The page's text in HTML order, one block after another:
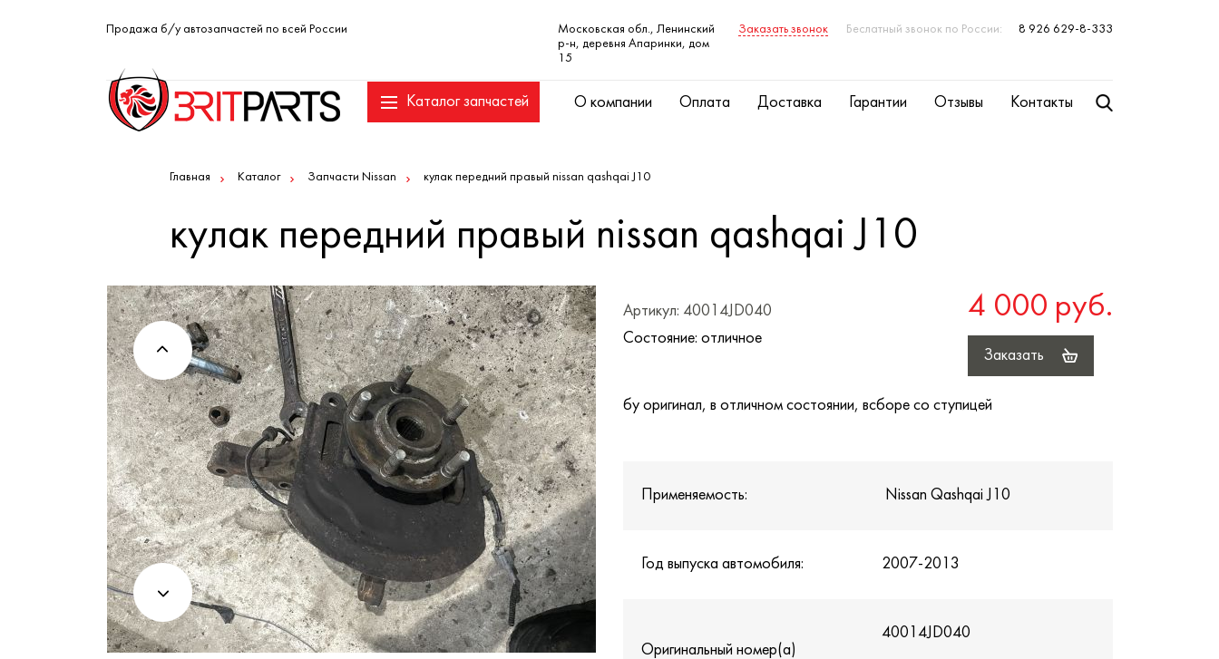
Каталог запчастей О компании Оплата Доставка Гарантии Отзывы Контакты
Продажа б/у автозапчастей по всей России
Московская обл., Ленинский
р-н, деревня Апаринки, дом
15
Заказать звонок Беслатный звонок по России: 8 926 629-8-333
Главная Каталог Запчасти Nissan кулак передний правый nissan qashqai J10
кулак передний правый nissan qashqai J10
4 000 руб.
Заказать
Артикул: 40014JD040
Состояние: отличное
бу оригинал, в отличном состоянии, всборе со ступицей
Применяемость: Nissan Qashqai J10
Год выпуска автомобиля: 2007-2013
Оригинальный номер(а)
40014JD040